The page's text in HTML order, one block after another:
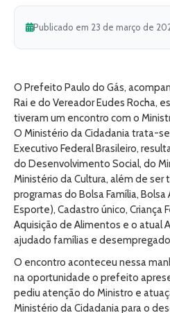
Publicado em 23 de março de
O Prefeito Paulo do Gás,
Rai e do Vereador Eudes Rocha,
tiveram um encontro com o
O Ministério da Cidadania trata-
Executivo Federal Brasileiro,
do Desenvolvimento Social, do
Ministério da Cultura, além de
programas do Bolsa Família,
Esporte), Cadastro único, Criança
Aquisição de Alimentos e o atual
ajudado famílias e
O encontro aconteceu nessa
na oportunidade o prefeito
pediu atenção do Ministro e
Ministério da Cidadania para o